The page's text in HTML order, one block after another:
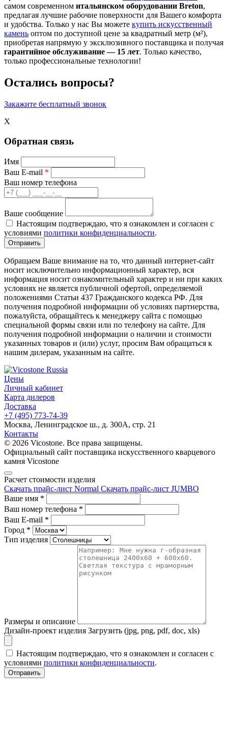
самом современном итальянском оборудовании Breton,
предлагая лучшие рабочие поверхности для Вашего комфорта
и удобства. Только у нас Вы можете купить искусственный
камень оптом по доступной цене за квадратный метр (м²),
приобретая напрямую у эксклюзивного поставщика и получая
гарантийное обслуживание — 15 лет. Только качество,
только профессиональные технологии!
Остались вопросы?
Закажите бесплатный звонок
X
Обратная связь
Имя
Ваш E-mail *
Ваш номер телефона
Ваше сообщение
Настоящим подтверждаю, что я ознакомлен и согласен с
условиями политики конфиденциальности.
Обращаем Ваше внимание на то, что данный интернет-сайт
носит исключительно информационный характер, вся
информация носит ознакомительный характер и ни при каких
условиях не является публичной офертой, определяемой
положениями Статьи 437 Гражданского кодекса РФ. Для
получения подробной информации об условиях партнерства,
пожалуйста, обращайтесь к менеджеру сайта с помощью
специальной формы связи или по телефону на сайте. Для
получения подробной информации о наличии и стоимости
указанных товаров и (или) услуг, просим Вам обращаться к
нашим дилерам, указанным на сайте.
Цены
Личный кабинет
Карта дилеров
Доставка
+7 (495) 773-74-39
Москва, Ленинградское ш., д. 300А, стр. 21
Контакты
© 2026 Vicostone. Все права защищены.
Официальный сайт поставщика искусственного кварцевого
камня Vicostone
Расчет стоимости изделия
Скачать прайс-лист Normal Скачать прайс-лист JUMBO
Ваше имя *
Ваш номер телефона *
Ваш E-mail *
Город *
Тип изделия
Размеры и описание
Дизайн-проект изделия Загрузить (jpg, png, pdf, doc, xls)
Настоящим подтверждаю, что я ознакомлен и согласен с
условиями политики конфиденциальности.
Отправить